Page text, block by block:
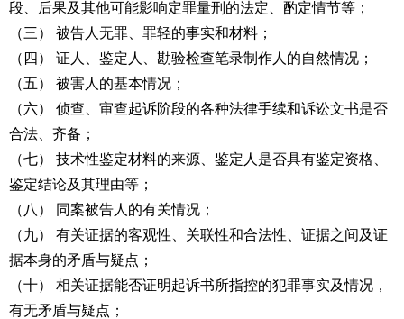
段、后果及其他可能影响定罪量刑的法定、酌定情节等；
（三） 被告人无罪、罪轻的事实和材料；
（四） 证人、鉴定人、勘验检查笔录制作人的自然情况；
（五） 被害人的基本情况；
（六） 侦查、审查起诉阶段的各种法律手续和诉讼文书是否
合法、齐备；
（七） 技术性鉴定材料的来源、鉴定人是否具有鉴定资格、
鉴定结论及其理由等；
（八） 同案被告人的有关情况；
（九） 有关证据的客观性、关联性和合法性、证据之间及证
据本身的矛盾与疑点；
（十） 相关证据能否证明起诉书所指控的犯罪事实及情况，
有无矛盾与疑点；